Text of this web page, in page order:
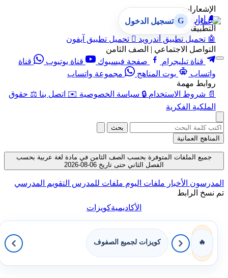
الإشعارات
🔔 إدارة الإشعارات
التطبيقات
🤖 تحميل تطبيق أندرويد  تحميل تطبيق آيفون
التواصل الاجتماعي | الصف الثامن
قناة تيليجرام
صفحة فيسبوك قناة يوتيوب
قناة
واتساب
بوت المناهج
مجموعة واتساب
روابط مهمة
📄 شروط الاستخدام 🔒 سياسة الخصوصية ✉️ اتصل بنا ⚖️ حقوق
الملكية الفكرية
G تسجيل الدخول
بحث
المناهج العمانية
جميع الملفات المتوفرة بحسب الصف الثامن في مادة لغة عربية بحسب
الفصل الثاني حتى تاريخ 06-08-2026
المدرسون الأخبار ملفات اليوم ملفات للمدرس التقويم المدرسي
تم نسخ الرابط
الأكاديميةكويزات
🔥 كويزات لجميع الصفوف